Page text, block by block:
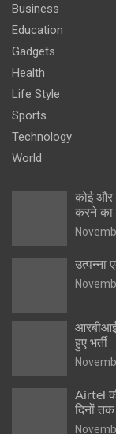
Business
Education
Gadgets
Health
Life Style
Sports
Technology
World
कोई और
करने का
उत्पन्ना
आरबीआई
हुए भर्ती
Airtel
दिनों तक